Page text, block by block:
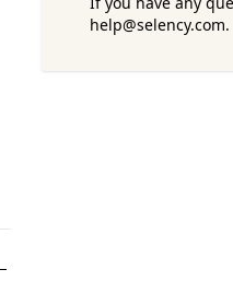
help@selency.com.